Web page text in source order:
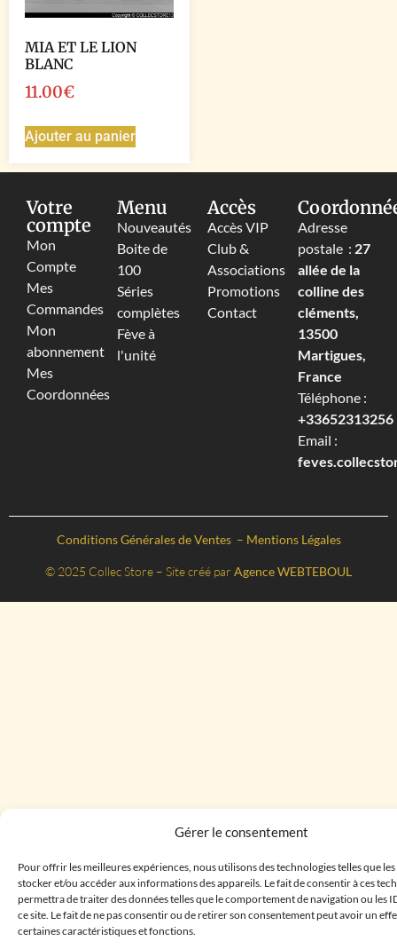
Gérer le consentement
Pour offrir les meilleures expériences, nous utilisons des technologies telles que
stocker et/ou accéder aux informations des appareils. Le fait de consentir à ces
permettra de traiter des données telles que le comportement de navigation ou les
ce site. Le fait de ne pas consentir ou de retirer son consentement peut avoir un
certaines caractéristiques et fonctions.
MIA ET LE LION
BLANC
11.00€
Ajouter au panier
Votre
compte
Mon
Compte
Mes
Commandes
Mon
abonnement
Mes
Coordonnées
Menu
Nouveautés
Boite de
100
Séries
complètes
Fève à
l'unité
Accès
Accès VIP
Club &
Associations
Promotions
Contact
Adresse
postale : 27
allée de la
colline des
cléments,
13500
Martigues,
France
Téléphone :
+33652313256‬
Email :
Conditions Générales de Ventes – Mentions Légales
© 2025 Collec Store – Site créé par Agence WEBTEBOUL